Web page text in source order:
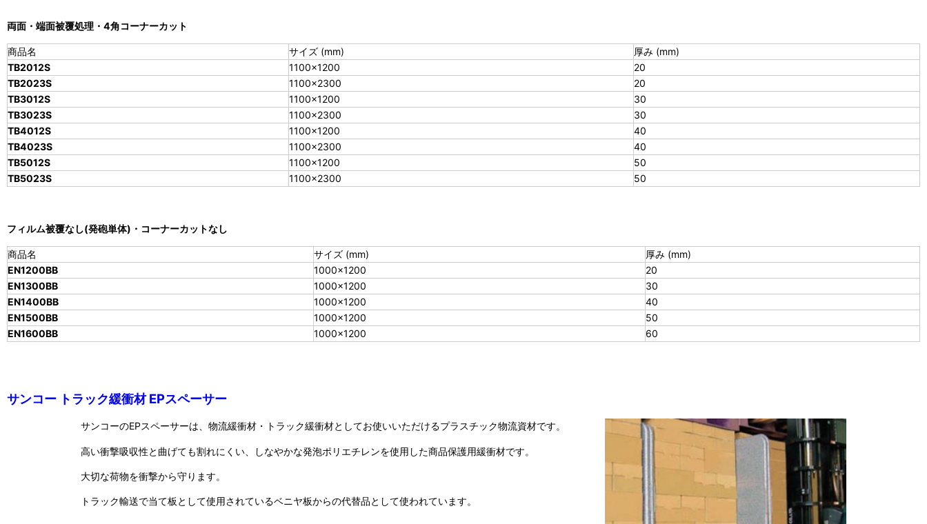
両面・端面被覆処理・4角コーナーカット
商品名 サイズ (mm)
厚み (mm)
TB2012S
1100×1200
20
TB2023S
1100×2300
20
TB3012S
1100×1200
30
TB3023S
1100×2300
30
TB4012S
1100×1200
40
TB4023S
1100×2300
40
TB5012S
1100×1200
50
TB5023S
1100×2300 50
フィルム被覆なし(発砲単体)・コーナーカットなし
商品名 サイズ (mm)
厚み (mm)
EN1200BB
1000×1200
20
EN1300BB
1000×1200
30
EN1400BB
1000×1200
40
EN1500BB
1000×1200
50
EN1600BB
1000×1200 60
サンコー トラック緩衝材 EPスペーサー
サンコーのEPスペーサーは、物流緩衝材・トラック緩衝材としてお使いいただけるプラスチック物流資材です。
高い衝撃吸収性と曲げても割れにくい、しなやかな発泡ポリエチレンを使用した商品保護用緩衝材です。
大切な荷物を衝撃から守ります。
トラック輸送で当て板として使用されているベニヤ板からの代替品として使われています。